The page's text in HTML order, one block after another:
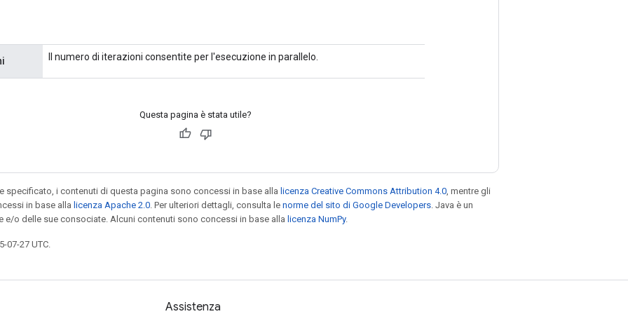
Il numero di iterazioni consentite per l'esecuzione in parallelo.
Questa pagina è stata utile?
specificato, i contenuti di questa pagina sono concessi in base alla licenza Creative Commons Attribution 4.0 , mentre gli
in base alla licenza Apache 2.0 . Per ulteriori dettagli, consulta le norme del sito di Google Developers . Java è un
e/o delle sue consociate. Alcuni contenuti sono concessi in base alla licenza NumPy.
07-27 UTC.
Assistenza